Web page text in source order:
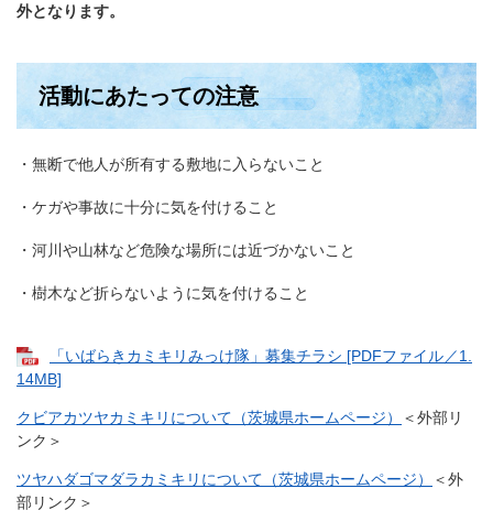
外となります。
活動にあたっての注意
・無断で他人が所有する敷地に入らないこと
・ケガや事故に十分に気を付けること
・河川や山林など危険な場所には近づかないこと
・樹木など折らないように気を付けること
「いばらきカミキリみっけ隊」募集チラシ [PDFファイル／1.
14MB]
クビアカツヤカミキリについて（茨城県ホームページ）
＜外部リ
ンク＞
ツヤハダゴマダラカミキリについて（茨城県ホームページ）
＜外
部リンク＞